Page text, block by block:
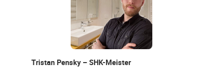
Tristan Pensky – SHK-Meister